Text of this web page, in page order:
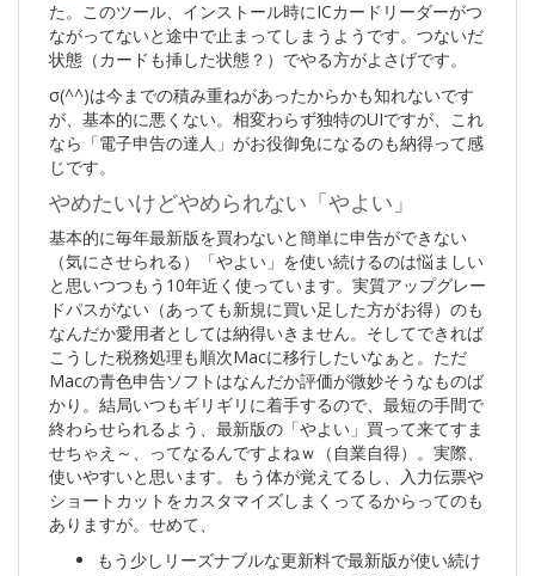
た。このツール、インストール時にICカードリーダーがつ
ながってないと途中で止まってしまうようです。つないだ
状態（カードも挿した状態？）でやる方がよさげです。
σ(^^)は今までの積み重ねがあったからかも知れないです
が、基本的に悪くない。相変わらず独特のUIですが、これ
なら「電子申告の達人」がお役御免になるのも納得って感
じです。
やめたいけどやめられない「やよい」
基本的に毎年最新版を買わないと簡単に申告ができない
（気にさせられる）「やよい」を使い続けるのは悩ましい
と思いつつもう10年近く使っています。実質アップグレー
ドパスがない（あっても新規に買い足した方がお得）のも
なんだか愛用者としては納得いきません。そしてできれば
こうした税務処理も順次Macに移行したいなぁと。ただ
Macの青色申告ソフトはなんだか評価が微妙そうなものば
かり。結局いつもギリギリに着手するので、最短の手間で
終わらせられるよう、最新版の「やよい」買って来てすま
せちゃえ～、ってなるんですよねｗ（自業自得）。実際、
使いやすいと思います。もう体が覚えてるし、入力伝票や
ショートカットをカスタマイズしまくってるからってのも
ありますが。せめて、
もう少しリーズナブルな更新料で最新版が使い続け